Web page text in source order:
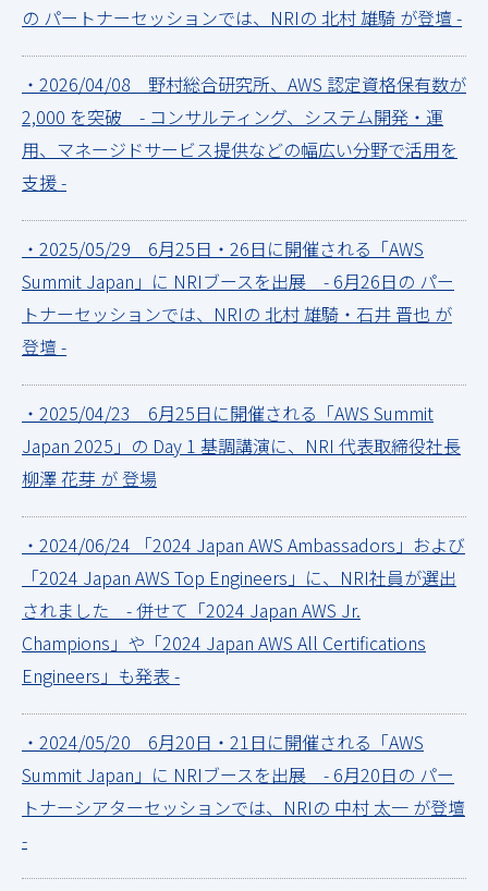
の パートナーセッションでは、NRIの 北村 雄騎 が登壇 -
・2026/04/08 野村総合研究所、AWS 認定資格保有数が
2,000 を突破 - コンサルティング、システム開発・運
用、マネージドサービス提供などの幅広い分野で活用を
支援 -
・2025/05/29 6月25日・26日に開催される「AWS
Summit Japan」に NRIブースを出展 - 6月26日の パー
トナーセッションでは、NRIの 北村 雄騎・石井 晋也 が
登壇 -
・2025/04/23 6月25日に開催される「AWS Summit
Japan 2025」の Day 1 基調講演に、NRI 代表取締役社長
柳澤 花芽 が 登場
・2024/06/24 「2024 Japan AWS Ambassadors」および
「2024 Japan AWS Top Engineers」に、NRI社員が選出
されました - 併せて「2024 Japan AWS Jr.
Champions」や「2024 Japan AWS All Certifications
Engineers」も発表 -
・2024/05/20 6月20日・21日に開催される「AWS
Summit Japan」に NRIブースを出展 - 6月20日の パー
トナーシアターセッションでは、NRIの 中村 太一 が登壇
-